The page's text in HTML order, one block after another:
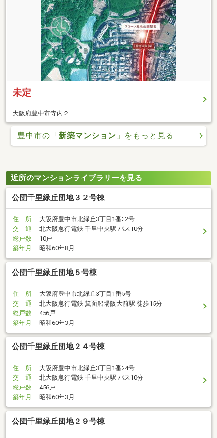
未定
大阪府豊中市寺内２
豊中市の「 新築マンション 」をもっと見る
近所のマンションライブラリーを見る
公団千里緑丘団地３２号棟
住 所
大阪府豊中市北緑丘3丁目1番32号
交 通
北大阪急行電鉄 千里中央駅 バス10分
総戸数
10戸
築年月
昭和60年8月
公団千里緑丘団地５号棟
住 所
大阪府豊中市北緑丘3丁目1番5号
交 通
北大阪急行電鉄 箕面船場阪大前駅 徒歩15分
総戸数
456戸
築年月
昭和60年3月
公団千里緑丘団地２４号棟
住 所
大阪府豊中市北緑丘3丁目1番24号
交 通
北大阪急行電鉄 千里中央駅 バス10分
総戸数
456戸
築年月
昭和60年3月
公団千里緑丘団地２９号棟